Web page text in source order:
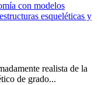
con modelos
esqueléticas y
realista de la
de grado...